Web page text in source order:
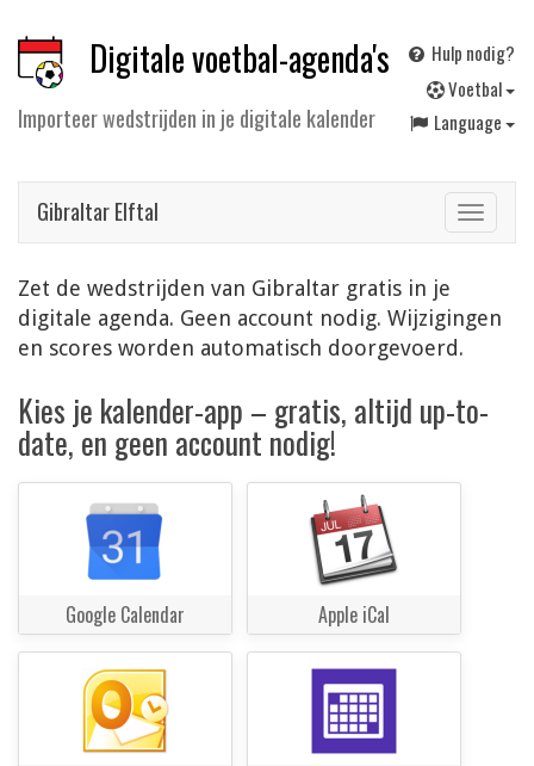
Digitale voetbal-agenda's
Importeer wedstrijden in je digitale kalender
Hulp nodig?
Voetbal
Language
Toggle
Gibraltar Elftal
Zet de wedstrijden van Gibraltar gratis in je
digitale agenda. Geen account nodig. Wijzigingen
en scores worden automatisch doorgevoerd.
Kies je kalender-app – gratis, altijd up-to-
date, en geen account nodig!
Google Calendar Apple iCal